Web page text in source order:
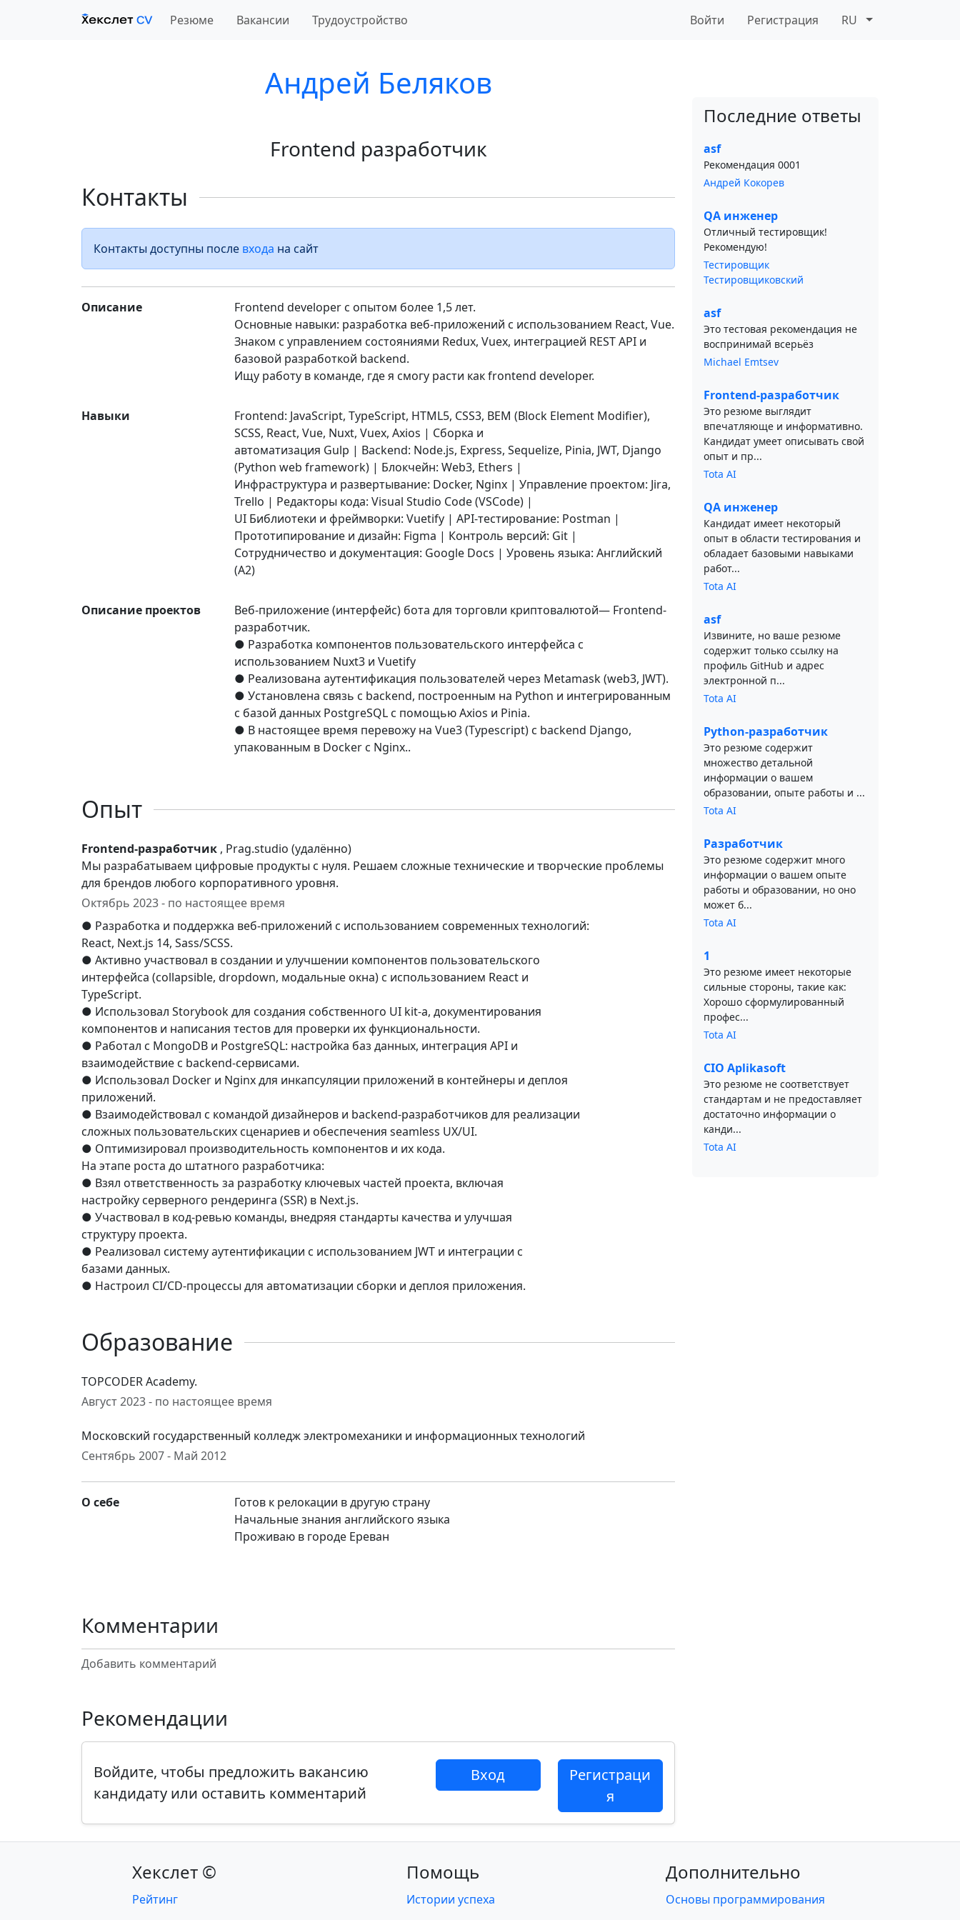
Резюме Вакансии Трудоустройство Войти Регистрация RU
Андрей Беляков
Frontend разработчик
Контакты
Контакты доступны после входа на сайт
Описание
Frontend developer с опытом более 1,5 лет.
Основные навыки: разработка веб-приложений с использованием React, Vue.
Знаком с управлением состояниями Redux, Vuex, интеграцией REST API и
базовой разработкой backend.
Ищу работу в команде, где я смогу расти как frontend developer.
Навыки
Frontend: JavaScript, TypeScript, HTML5, CSS3, BEM (Block Element Modifier),
SCSS, React, Vue, Nuxt, Vuex, Axios | Сборка и
автоматизация Gulp | Backend: Node.js, Express, Sequelize, Pinia, JWT, Django
(Python web framework) | Блокчейн: Web3, Ethers |
Инфраструктура и развертывание: Docker, Nginx | Управление проектом: Jira,
Trello | Редакторы кода: Visual Studio Code (VSCode) |
UI Библиотеки и фреймворки: Vuetify | API-тестирование: Postman |
Прототипирование и дизайн: Figma | Контроль версий: Git |
Сотрудничество и документация: Google Docs | Уровень языка: Английский
(А2)
Описание проектов
Веб-приложение (интерфейс) бота для торговли криптовалютой— Frontend-
разработчик.
● Разработка компонентов пользовательского интерфейса с
использованием Nuxt3 и Vuetify
● Реализована аутентификация пользователей через Metamask (web3, JWT).
● Установлена связь с backend, построенным на Python и интегрированным
с базой данных PostgreSQL с помощью Axios и Pinia.
● В настоящее время перевожу на Vue3 (Typescript) с backend Django,
упакованным в Docker с Nginx..
Опыт
Frontend-разработчик , Prag.studio (удалённо)
Мы разрабатываем цифровые продукты с нуля. Решаем сложные технические и творческие проблемы
для брендов любого корпоративного уровня.
Октябрь 2023 - по настоящее время
●​ Разработка и поддержка веб-приложений с использованием современных технологий:
React, Next.js 14, Sass/SCSS.
●​ Активно участвовал в создании и улучшении компонентов пользовательского
интерфейса (collapsible, dropdown, модальные окна) с использованием React и
TypeScript.
●​ Использовал Storybook для создания собственного UI kit-а, документирования
компонентов и написания тестов для проверки их функциональности.
●​ Работал с MongoDB и PostgreSQL: настройка баз данных, интеграция API и
взаимодействие с backend-сервисами.
●​ Использовал Docker и Nginx для инкапсуляции приложений в контейнеры и деплоя
приложений.
●​ Взаимодействовал с командой дизайнеров и backend-разработчиков для реализации
сложных пользовательских сценариев и обеспечения seamless UX/UI.
●​ Оптимизировал производительность компонентов и их кода.
На этапе роста до штатного разработчика:
●​ Взял ответственность за разработку ключевых частей проекта, включая
настройку серверного рендеринга (SSR) в Next.js.
●​ Участвовал в код-ревью команды, внедряя стандарты качества и улучшая
структуру проекта.
●​ Реализовал систему аутентификации с использованием JWT и интеграции с
базами данных.
●​ Настроил CI/CD-процессы для автоматизации сборки и деплоя приложения.
Образование
TOPCODER Academy.
Август 2023 - по настоящее время
Московский государственный колледж электромеханики и информационных технологий
Сентябрь 2007 - Май 2012
О себе
Готов к релокации в другую страну
Начальные знания английского языка
Проживаю в городе Ереван
Комментарии
Добавить комментарий
Рекомендации
Войдите, чтобы предложить вакансию
кандидату или оставить комментарий
Вход
Регистраци
я
Последние ответы
asf
Рекомендация 0001
Андрей Кокорев
QA инженер
Отличный тестировщик!
Рекомендую!
Тестировщик
Тестировщиковский
asf
Это тестовая рекомендация не
воспринимай всерьёз
Michael Emtsev
Frontend-разработчик
Это резюме выглядит
впечатляюще и информативно.
Кандидат умеет описывать свой
опыт и пр...
Tota AI
QA инженер
Кандидат имеет некоторый
опыт в области тестирования и
обладает базовыми навыками
работ...
Tota AI
asf
Извините, но ваше резюме
содержит только ссылку на
профиль GitHub и адрес
электронной п...
Tota AI
Python-разработчик
Это резюме содержит
множество детальной
информации о вашем
образовании, опыте работы и ...
Tota AI
Разработчик
Это резюме содержит много
информации о вашем опыте
работы и образовании, но оно
может б...
Tota AI
1
Это резюме имеет некоторые
сильные стороны, такие как:
Хорошо сформулированный
профес...
Tota AI
CIO Aplikasoft
Это резюме не соответствует
стандартам и не предоставляет
достаточно информации о
канди...
Tota AI
Хекслет ©
Рейтинг
Помощь
Истории успеха
Дополнительно
Основы программирования